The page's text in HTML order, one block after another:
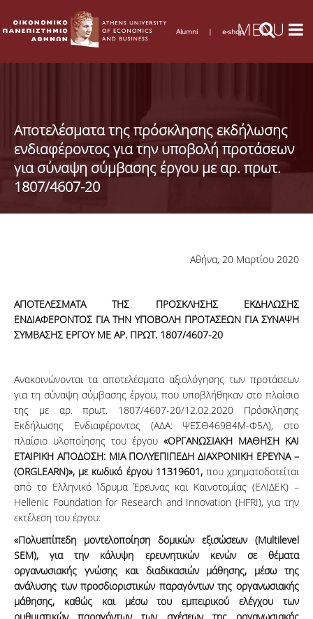
Alumni | e-shop
Αποτελέσματα της πρόσκλησης εκδήλωσης
ενδιαφέροντος για την υποβολή προτάσεων
για σύναψη σύμβασης έργου με αρ. πρωτ.
1807/4607-20
Αθήνα, 20 Μαρτίου 2020
ΑΠΟΤΕΛΕΣΜΑΤΑ ΤΗΣ ΠΡΟΣΚΛΗΣΗΣ ΕΚΔΗΛΩΣΗΣ
ΕΝΔΙΑΦΕΡΟΝΤΟΣ ΓΙΑ ΤΗΝ ΥΠΟΒΟΛΗ ΠΡΟΤΑΣΕΩΝ ΓΙΑ ΣΥΝΑΨΗ
ΣΥΜΒΑΣΗΣ ΕΡΓΟΥ ΜΕ ΑΡ. ΠΡΩΤ. 1807/4607-20
Ανακοινώνονται τα αποτελέσματα αξιολόγησης των προτάσεων
για τη σύναψη σύμβασης έργου, που υποβλήθηκαν στο πλαίσιο
της με αρ. πρωτ. 1807/4607-20/12.02.2020 Πρόσκλησης
Εκδήλωσης Ενδιαφέροντος (ΑΔΑ: ΨΕΣΘ469Β4Μ-Φ5Λ), στο
πλαίσιο υλοποίησης του έργου «ΟΡΓΑΝΩΣΙΑΚΗ ΜΑΘΗΣΗ ΚΑΙ
ΕΤΑΙΡΙΚΗ ΑΠΟΔΟΣΗ: ΜΙΑ ΠΟΛΥΕΠΙΠΕΔΗ ΔΙΑΧΡΟΝΙΚΗ ΕΡΕΥΝΑ –
(ΟRGLEARN)», με κωδικό έργου 11319601, που χρηματοδοτείται
από το Ελληνικό Ίδρυμα Έρευνας και Καινοτομίας (ΕΛΙΔΕΚ) –
Hellenic Foundation for Research and Innovation (HFRI), για την
εκτέλεση του έργου:
«Πολυεπίπεδη μοντελοποίηση δομικών εξισώσεων (Multilevel
SEM), για την κάλυψη ερευνητικών κενών σε θέματα
οργανωσιακής γνώσης και διαδικασιών μάθησης, μέσω της
ανάλυσης των προσδιοριστικών παραγόντων της οργανωσιακής
μάθησης, καθώς και μέσω του εμπειρικού ελέγχου των